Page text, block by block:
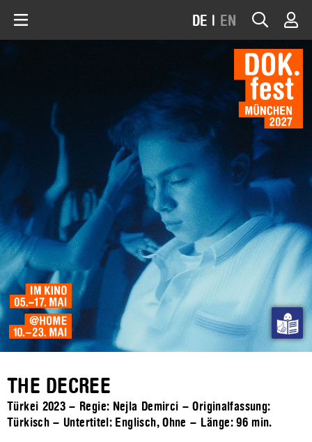
DE | EN
THE DECREE
Türkei 2023 – Regie: Nejla Demirci – Originalfassung:
Türkisch – Untertitel: Englisch, Ohne – Länge:96 min.